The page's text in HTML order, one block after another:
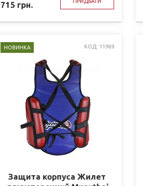
715 грн.
НОВИНКА КОД: 11969
Защита корпуса Жилет